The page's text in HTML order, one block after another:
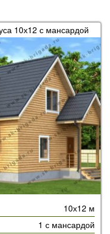
10х12 с мансардой
10х12 м
1 с мансардой